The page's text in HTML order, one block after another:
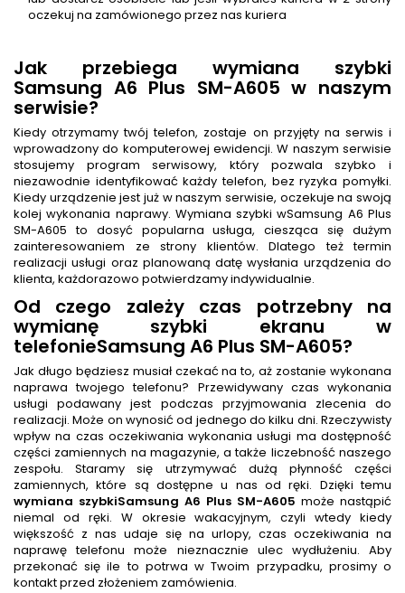
oczekuj na zamówionego przez nas kuriera
Jak przebiega wymiana szybki
Samsung A6 Plus SM-A605 w naszym
serwisie?
Kiedy otrzymamy twój telefon, zostaje on przyjęty na serwis i
wprowadzony do komputerowej ewidencji. W naszym serwisie
stosujemy program serwisowy, który pozwala szybko i
niezawodnie identyfikować każdy telefon, bez ryzyka pomyłki.
Kiedy urządzenie jest już w naszym serwisie, oczekuje na swoją
kolej wykonania naprawy. Wymiana szybki wSamsung A6 Plus
SM-A605 to dosyć popularna usługa, ciesząca się dużym
zainteresowaniem ze strony klientów. Dlatego też termin
realizacji usługi oraz planowaną datę wysłania urządzenia do
klienta, każdorazowo potwierdzamy indywidualnie.
Od czego zależy czas potrzebny na
wymianę szybki ekranu w
telefonieSamsung A6 Plus SM-A605?
Jak długo będziesz musiał czekać na to, aż zostanie wykonana
naprawa twojego telefonu? Przewidywany czas wykonania
usługi podawany jest podczas przyjmowania zlecenia do
realizacji. Może on wynosić od jednego do kilku dni. Rzeczywisty
wpływ na czas oczekiwania wykonania usługi ma dostępność
części zamiennych na magazynie, a także liczebność naszego
zespołu. Staramy się utrzymywać dużą płynność części
zamiennych, które są dostępne u nas od ręki. Dzięki temu
wymiana szybkiSamsung A6 Plus SM-A605 może nastąpić
niemal od ręki. W okresie wakacyjnym, czyli wtedy kiedy
większość z nas udaje się na urlopy, czas oczekiwania na
naprawę telefonu może nieznacznie ulec wydłużeniu. Aby
przekonać się ile to potrwa w Twoim przypadku, prosimy o
kontakt przed złożeniem zamówienia.